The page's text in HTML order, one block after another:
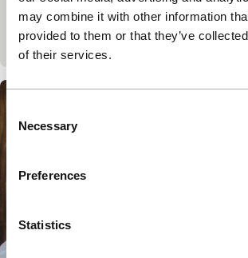
may combine it with other information
provided to them or that they’ve
of their services.
Selection
Necessary
Preferences
Statistics
Tsjetsjeense front opzoekt, biedt
Sokoerov e